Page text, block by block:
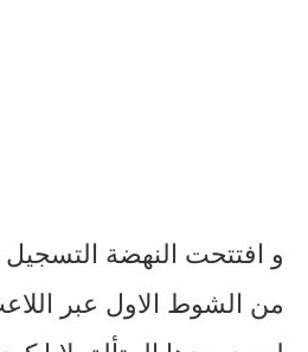
من الشوط الاول عبر